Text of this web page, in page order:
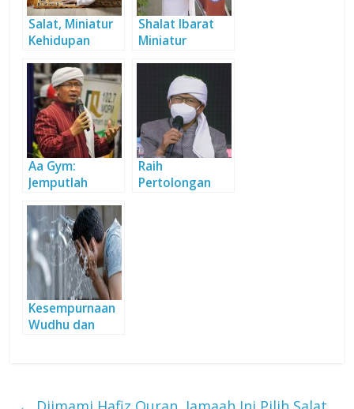
Salat, Miniatur
Kehidupan
Shalat Ibarat
Miniatur
Aa Gym:
Jemputlah
Alloh dengan
Shalat
Raih
Pertolongan
Kesempurnaan
Wudhu dan